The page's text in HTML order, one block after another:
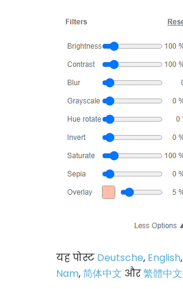
यह पोस्ट Deutsche, English,
Nam,简体中文 और繁體中文